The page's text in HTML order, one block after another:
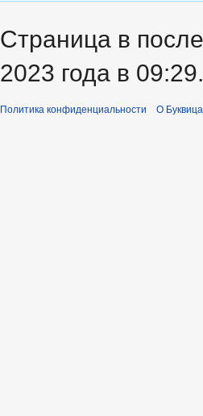
Страница в
2023 года в 09:29.
Политика конфиденциальности О Буквица